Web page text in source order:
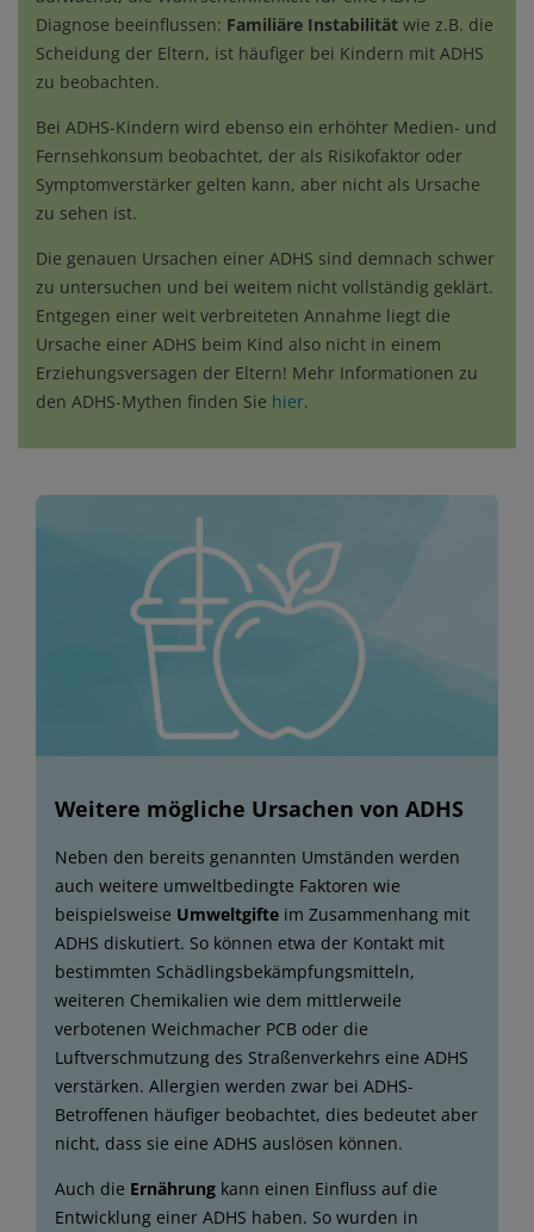
Diagnose beeinflussen: Familiäre Instabilität wie z.B. die
Scheidung der Eltern, ist häufiger bei Kindern mit ADHS
zu beobachten.
Bei ADHS-Kindern wird ebenso ein erhöhter Medien- und
Fernsehkonsum beobachtet, der als Risikofaktor oder
Symptomverstärker gelten kann, aber nicht als Ursache
zu sehen ist.
Die genauen Ursachen einer ADHS sind demnach schwer
zu untersuchen und bei weitem nicht vollständig geklärt.
Entgegen einer weit verbreiteten Annahme liegt die
Ursache einer ADHS beim Kind also nicht in einem
Erziehungsversagen der Eltern! Mehr Informationen zu
den ADHS-Mythen finden Sie hier.
Weitere mögliche Ursachen von ADHS
Neben den bereits genannten Umständen werden
auch weitere umweltbedingte Faktoren wie
beispielsweise Umweltgifte im Zusammenhang mit
ADHS diskutiert. So können etwa der Kontakt mit
bestimmten Schädlingsbekämpfungsmitteln,
weiteren Chemikalien wie dem mittlerweile
verbotenen Weichmacher PCB oder die
Luftverschmutzung des Straßenverkehrs eine ADHS
verstärken. Allergien werden zwar bei ADHS-
Betroffenen häufiger beobachtet, dies bedeutet aber
nicht, dass sie eine ADHS auslösen können.
Auch die Ernährung kann einen Einfluss auf die
Entwicklung einer ADHS haben. So wurden in